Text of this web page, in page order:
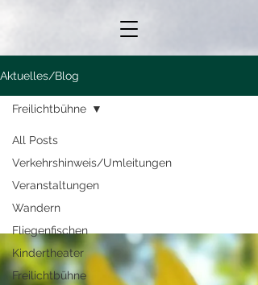
Aktuelles/Blog
All Posts
Verkehrshinweis/Umleitungen
Veranstaltungen
Wandern
Fliegenfischen
Kindertheater
Freilichtbühne
Freilichtbühne
Freilichtbühne